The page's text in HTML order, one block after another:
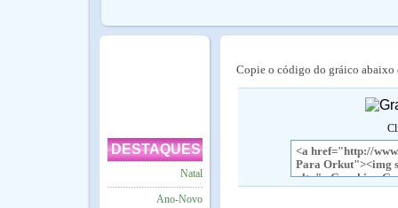
DESTAQUES
Natal
Ano-Novo
Copie o código do gráico abaixo